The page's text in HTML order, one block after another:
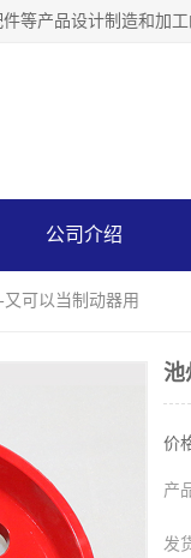
公司介绍
可以当制动器用
池
价
产
发